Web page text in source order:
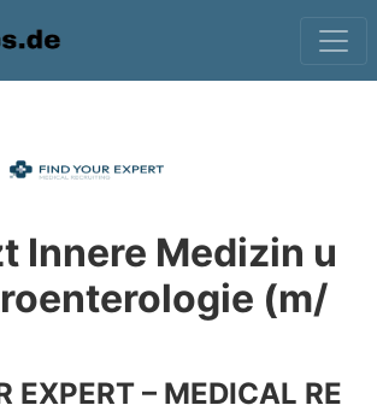
Innere Medizin u
(m/
EXPERT – MEDICAL RE